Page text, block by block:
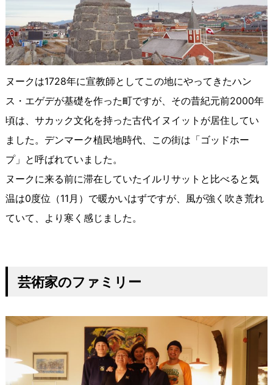
ヌークは1728年に宣教師としてこの地にやってきたハン
ス・エゲデが基礎を作った町ですが、その昔紀元前2000年
頃は、サカック文化を持った古代イヌイットが居住してい
ました。デンマーク植民地時代、この街は「ゴッドホー
プ」と呼ばれていました。
ヌークに来る前に滞在していたイルリサットと比べると気
温は0度位（11月）で暖かいはずですが、風が強く吹き荒れ
ていて、より寒く感じました。
芸術家のファミリー